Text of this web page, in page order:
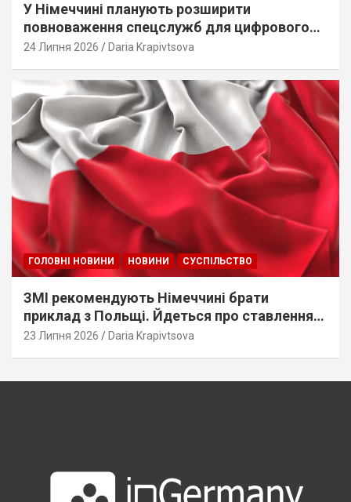
У Німеччині планують розширити
повноваження спецслужб для цифрового
стеження
24 Липня 2026 Daria Krapivtsova
ГОЛОВНІ НОВИНИ НОВИНИ СУСПІЛЬСТВО
ЗМІ рекомендують Німеччині брати
приклад з Польщі. Йдеться про ставлення
до українців
23 Липня 2026 Daria Krapivtsova